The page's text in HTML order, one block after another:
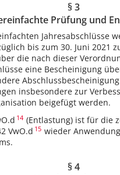
§ 3
Prüfung und
Jahresabschlüsse
bis zum 30. Juni 2021
die nach dieser
eine Bescheinigung
insbesondere zur
beigefügt werden.
14 (Entlastung) ist für die
VwO.d 15 wieder
§ 4